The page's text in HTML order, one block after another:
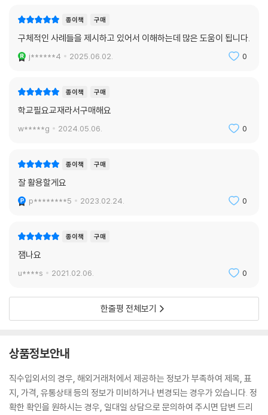
종이책 구매
구체적인 사례들을 제시하고 있어서 이해하는데 많은 도움이 됩니다.
j******4 2025.06.02. 0
종이책 구매
학교필요교재라서구매해요
w*****g 2024.05.06. 0
종이책 구매
잘 활용할게요
p********5 2023.02.24. 0
종이책 구매
잼나요
u****s 2021.02.06. 0
한줄평 전체보기
상품정보안내
직수입외서의 경우, 해외거래처에서 제공하는 정보가 부족하여 제목, 표
지, 가격, 유통상태 등의 정보가 미비하거나 변경되는 경우가 있습니다. 정
확한 확인을 원하시는 경우, 일대일 상담으로 문의하여 주시면 답변 드리